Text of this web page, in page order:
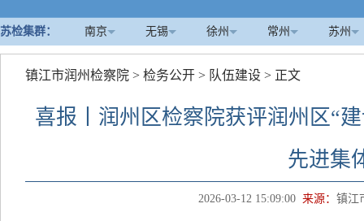
苏检集群： 南京 无锡 徐州 常州 苏州
镇江市润州检察院 > 检务公开 > 队伍建设 > 正文
喜报丨润州区检察院获评润州区“
先进集
2026-03-12 15:09:00 来源： 镇江